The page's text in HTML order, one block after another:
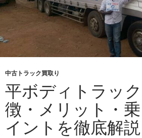
中古トラック買取り
平ボディトラッ
徴・メリット・
イントを徹底解説